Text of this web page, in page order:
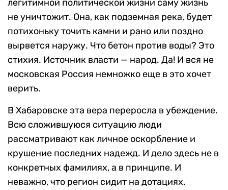
легитимной политической жизни саму жизнь
не уничтожит. Она, как подземная река, будет
потихоньку точить камни и рано или поздно
вырвется наружу. Что бетон против воды? Это
стихия. Источник власти — народ. Да! И вся не
московская Россия немножко еще в это хочет
верить.
В Хабаровске эта вера переросла в убеждение.
Всю сложившуюся ситуацию люди
рассматривают как личное оскорбление и
крушение последних надежд. И дело здесь не в
конкретных фамилиях, а в принципе. И
неважно, что регион сидит на дотациях.